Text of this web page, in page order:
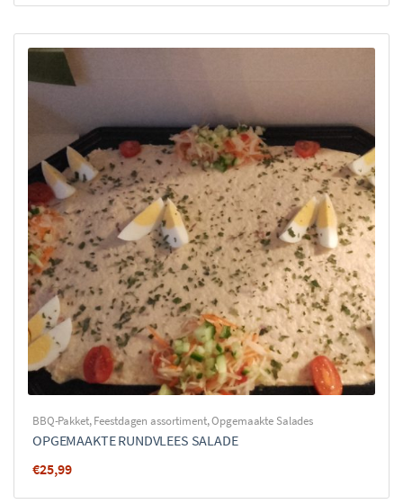
BBQ-Pakket,Feestdagen assortiment,Opgemaakte Salades
OPGEMAAKTE RUNDVLEES SALADE
€25,99